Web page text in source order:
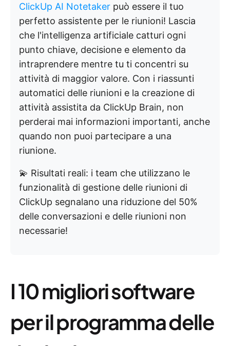
ClickUp AI Notetaker può essere il tuo
perfetto assistente per le riunioni! Lascia
che l'intelligenza artificiale catturi ogni
punto chiave, decisione e elemento da
intraprendere mentre tu ti concentri su
attività di maggior valore. Con i riassunti
automatici delle riunioni e la creazione di
attività assistita da ClickUp Brain, non
perderai mai informazioni importanti, anche
quando non puoi partecipare a una
riunione.
💫 Risultati reali: i team che utilizzano le
funzionalità di gestione delle riunioni di
ClickUp segnalano una riduzione del 50%
delle conversazioni e delle riunioni non
necessarie!
I 10 migliori software
per il programma delle